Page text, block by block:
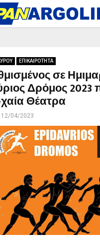
ΕΠΙΚΑΙΡΟΤΗΤΑ
σε
Δρόμος 2023
Θέατρα
12/04/2023